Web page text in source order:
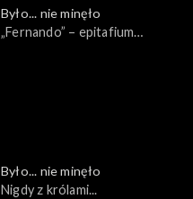
Było... nie minęło
„Fernando” – epitafium
Było... nie minęło
Nigdy z królami...